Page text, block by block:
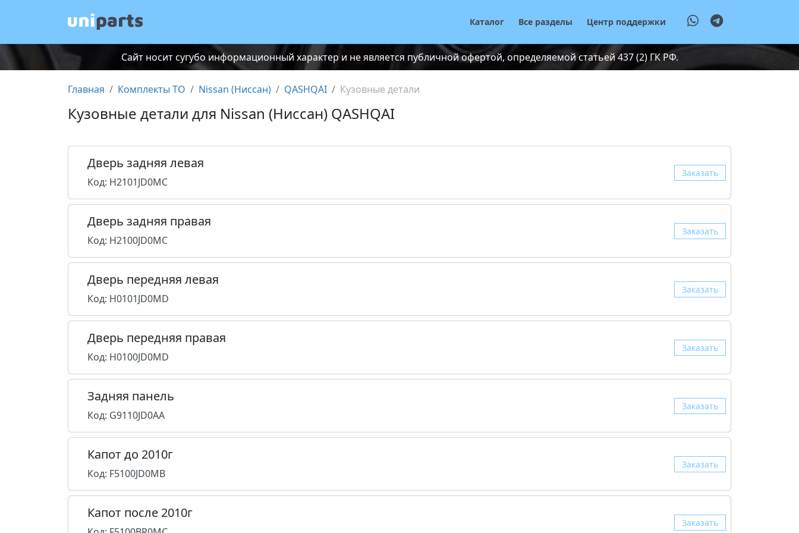
Каталог Все разделы Центр поддержки
Сайт носит сугубо информационный характер и не является публичной офертой, определяемой статьей 437 (2) ГК РФ.
Главная Комплекты ТО Nissan (Ниссан) QASHQAI Кузовные детали
Кузовные детали для Nissan (Ниссан) QASHQAI
Дверь задняя левая
Код: H2101JD0MC
Заказать
Дверь задняя правая
Код: H2100JD0MC
Заказать
Дверь передняя левая
Код: H0101JD0MD
Заказать
Дверь передняя правая
Код: H0100JD0MD
Заказать
Задняя панель
Код: G9110JD0AA
Заказать
Капот до 2010г
Код: F5100JD0MB
Заказать
Капот после 2010г
Заказать